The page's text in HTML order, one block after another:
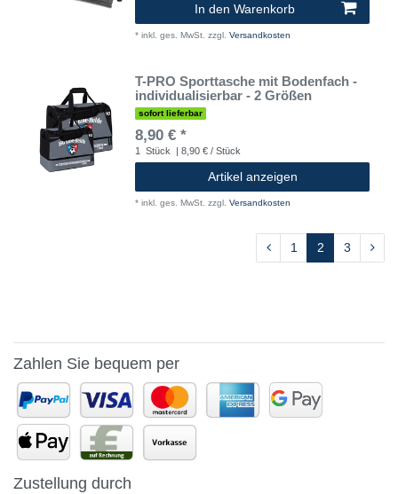
In den Warenkorb
* inkl. ges. MwSt. zzgl. Versandkosten
T-PRO Sporttasche mit Bodenfach -
individualisierbar - 2 Größen
sofort lieferbar
8,90 € *
1 Stück | 8,90 € / Stück
Artikel anzeigen
* inkl. ges. MwSt. zzgl. Versandkosten
1 2 3
Zahlen Sie bequem per
Zustellung durch